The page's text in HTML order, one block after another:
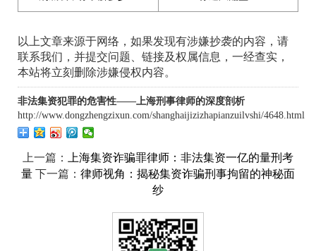
以上文章来源于网络，如果发现有涉嫌抄袭的内容，请
联系我们，并提交问题、链接及权属信息，一经查实，
本站将立刻删除涉嫌侵权内容。
非法集资犯罪的危害性——上海刑事律师的深度剖析
http://www.dongzhengzixun.com/shanghaijizizhapianzuilvshi/4648.html
上一篇：
上海集资诈骗罪律师：非法集资一亿的量刑考
量 下一篇： 律师视角：揭秘集资诈骗刑事拘留的神秘面
纱